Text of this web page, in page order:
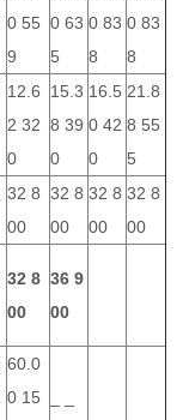
0 55
9
0 63
5
0 83
8
0 83
8
12.6
2 32
0
15.3
8 39
0
16.5
0 42
0
21.8
8 55
5
32 8
00
32 8
00
32 8
00
32 8
00
32 8
00
36 9
00
60.0
0 15